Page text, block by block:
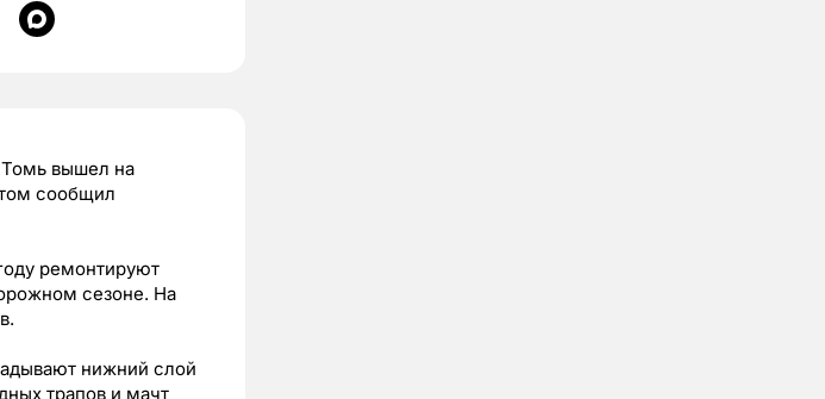
вышел на
сообщил
ремонтируют
сезоне. На
нижний слой
трапов и мачт